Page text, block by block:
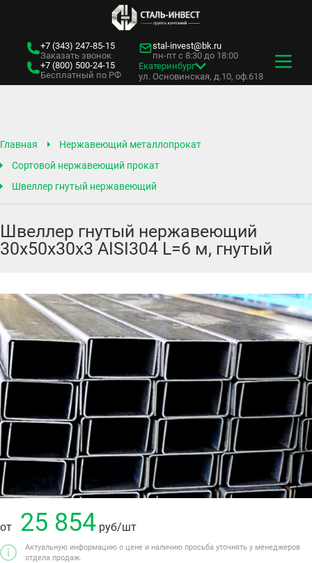
+7 (343) 247-85-15
Заказать звонок
+7 (800) 500-24-15
Бесплатный по РФ
stal-invest@bk.ru
пн-пт с 8:30 до 18:00
Екатеринбург
ул. Основинская, д.10, оф.618
Главная
Нержавеющий металлопрокат
Сортовой нержавеющий прокат
Швеллер гнутый нержавеющий
Швеллер гнутый нержавеющий
30х50х30х3 AISI304 L=6 м, гнутый
от 25 854 руб/шт
Актуальную информацию о цене и наличию просьба уточнять у менеджеров
отдела продаж.